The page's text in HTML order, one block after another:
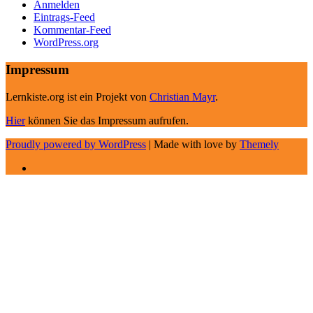
Anmelden
Eintrags-Feed
Kommentar-Feed
WordPress.org
Impressum
Lernkiste.org ist ein Projekt von Christian Mayr.
Hierkönnen Sie das Impressum aufrufen.
Proudly powered by WordPress | Made with love by Themely